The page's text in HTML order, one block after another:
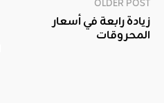
OLDER POST
زيادة رابعة في أسعار
المحروقات